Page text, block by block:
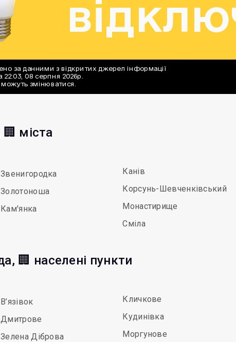
міста
Звенигородка
Золотоноша
Кам'янка
Канів
Корсунь-Шевченківський
Монастирище
Сміла
🏢 населені пункти
В’язівок
Дмитрове
Зелена Діброва
Кличкове
Кудинівка
Моргунове